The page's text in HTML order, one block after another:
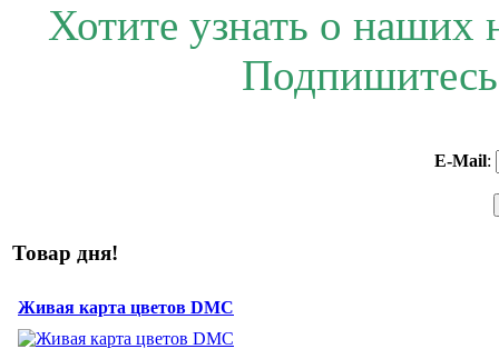
Хотите узнать о наших
E-Mail:
Товар дня!
Живая карта цветов DMC